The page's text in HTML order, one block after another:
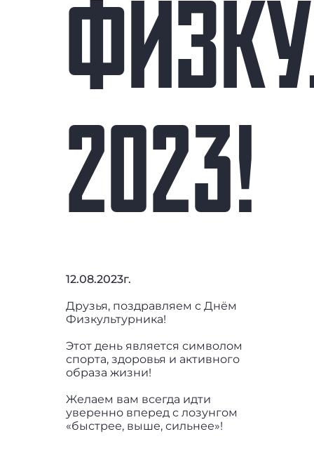
2023!
12.08.2023г.
Друзья, поздравляем с Днём
Физкультурника!
Этот день является символом
спорта, здоровья и активного
образа жизни!
Желаем вам всегда идти
уверенно вперед с лозунгом
«быстрее, выше, сильнее»!